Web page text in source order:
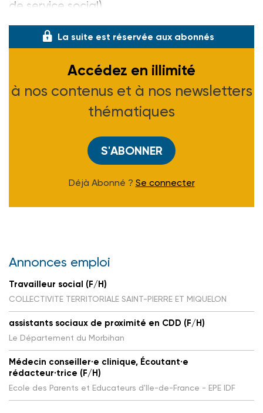
de service social)
La suite est réservée aux abonnés
Accédez en illimité
à nos contenus et à nos newsletters
thématiques
S'ABONNER
Déjà Abonné ? Se connecter
Annonces emploi
Travailleur social (F/H)
COLLECTIVITE TERRITORIALE SAINT-PIERRE ET MIQUELON
assistants sociaux de proximité en CDD (F/H)
Le Département du Morbihan
Médecin conseiller·e clinique, Écoutant·e
rédacteur·trice (F/H)
Ecole des Parents et Educateurs d'Ile-de-France - EPE IDF